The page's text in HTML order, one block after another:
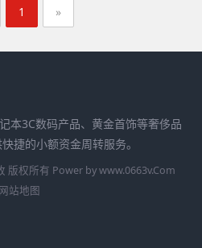
1 »
本3C数码产品、黄金首饰等奢侈品
捷的小额资金周转服务。
版权所有 Power bywww.0663v.Com
网站地图